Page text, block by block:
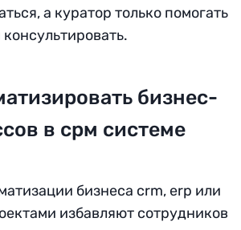
а куратор только помогать
консультировать.
бизнес-
в срм системе
бизнеса crm, erp или
избавляют сотрудников